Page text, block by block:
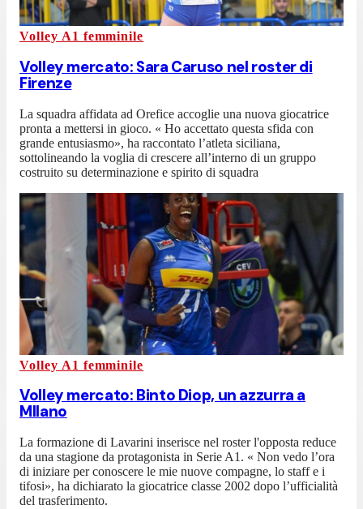
Volley A1 femminile
Volley mercato: Sara Caruso nel roster di
Firenze
La squadra affidata ad Orefice accoglie una nuova giocatrice
pronta a mettersi in gioco. « Ho accettato questa sfida con
grande entusiasmo», ha raccontato l’atleta siciliana,
sottolineando la voglia di crescere all’interno di un gruppo
costruito su determinazione e spirito di squadra
Volley A1 femminile
Volley mercato: Binto Diop, un azzurra a
MIlano
La formazione di Lavarini inserisce nel roster l'opposta reduce
da una stagione da protagonista in Serie A1. « Non vedo l’ora
di iniziare per conoscere le mie nuove compagne, lo staff e i
tifosi», ha dichiarato la giocatrice classe 2002 dopo l’ufficialità
del trasferimento.